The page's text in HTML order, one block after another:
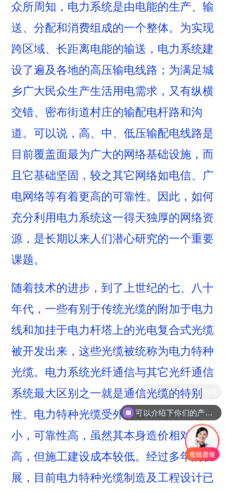
众所周知，电力系统是由电能的生产、输
送、分配和消费组成的一个整体。为实现
跨区域、长距离电能的输送，电力系统建
设了遍及各地的高压输电线路；为满足城
乡广大民众生产生活用电需求，又有纵横
交错、密布街道村庄的输配电杆路和沟
道。可以说，高、中、低压输配电线路是
目前覆盖面最为广大的网络基础设施，而
且它基础坚固，较之其它网络如电信、广
电网络等有着更高的可靠性。因此，如何
充分利用电力系统这一得天独厚的网络资
源，是长期以来人们潜心研究的一个重要
课题。
随着技术的进步，到了上世纪的七、八十
年代，一些有别于传统光缆的附加于电力
线和加挂于电力杆塔上的光电复合式光缆
被开发出来，这些光缆被统称为电力特种
光缆。电力系统光纤通信与其它光纤通信
系统最大区别之一就是通信光缆的特别
性。电力特种光缆受外力破坏的可能性
小，可靠性高，虽然其本身造价相对较
高，但施工建设成本较低。经过多年的发
展，目前电力特种光缆制造及工程设计已
现在有优惠活动吗